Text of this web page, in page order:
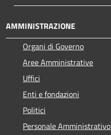
AMMINISTRAZIONE
Organi di Governo
Aree Amministrative
Uffici
Enti e fondazioni
Politici
Personale Amministrativo